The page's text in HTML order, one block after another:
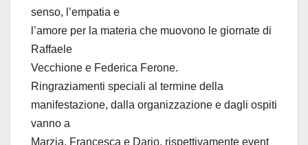
senso, l’empatia e
l’amore per la materia che muovono le giornate di
Raffaele
Vecchione e Federica Ferone.
Ringraziamenti speciali al termine della
manifestazione, dalla organizzazione e dagli ospiti
vanno a
Marzia, Francesca e Dario, rispettivamente event